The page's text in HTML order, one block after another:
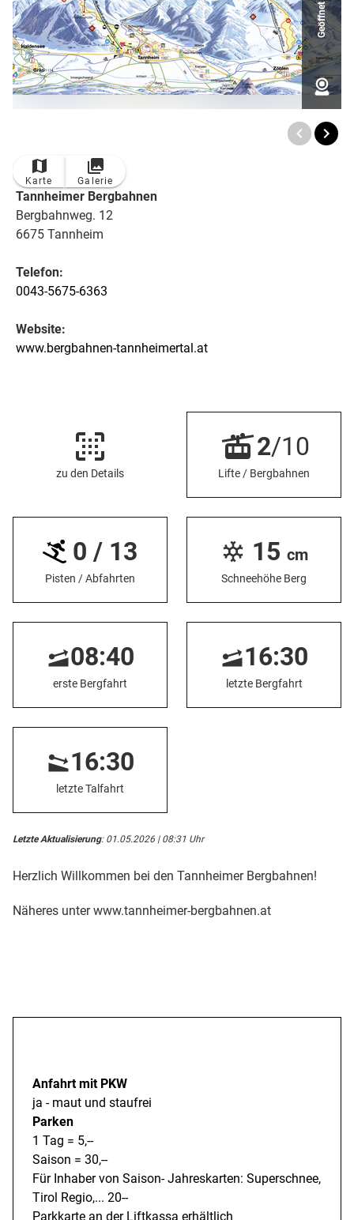
Geöffnet
Karte Galerie
Tannheimer Bergbahnen
Bergbahnweg. 12
6675 Tannheim
Telefon:
0043-5675-6363
Website:
www.bergbahnen-tannheimertal.at
zu den Details
2/10
Lifte / Bergbahnen
0 / 13
Pisten / Abfahrten
15 cm
Schneehöhe Berg
08:40
erste Bergfahrt
16:30
letzte Bergfahrt
16:30
letzte Talfahrt
Letzte Aktualisierung: 01.05.2026 | 08:31 Uhr
Herzlich Willkommen bei den Tannheimer Bergbahnen!
Näheres unter www.tannheimer-bergbahnen.at
Anfahrt mit PKW
ja - maut und staufrei
Parken
1 Tag = 5,--
Saison = 30,--
Für Inhaber von Saison- Jahreskarten: Superschnee,
Tirol Regio,... 20--
Parkkarte an der Liftkassa erhältlich